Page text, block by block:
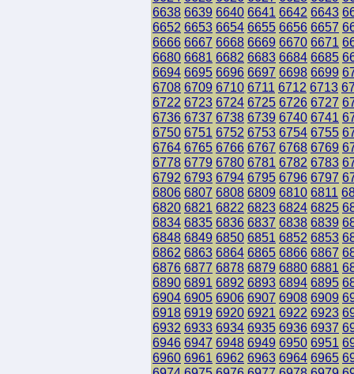
6638 6639 6640 6641 6642 6643
6652 6653 6654 6655 6656 6657
6666 6667 6668 6669 6670 6671
6680 6681 6682 6683 6684 6685
6694 6695 6696 6697 6698 6699
6708 6709 6710 6711 6712 6713
6722 6723 6724 6725 6726 6727
6736 6737 6738 6739 6740 6741
6750 6751 6752 6753 6754 6755
6764 6765 6766 6767 6768 6769
6778 6779 6780 6781 6782 6783
6792 6793 6794 6795 6796 6797
6806 6807 6808 6809 6810 6811
6820 6821 6822 6823 6824 6825
6834 6835 6836 6837 6838 6839
6848 6849 6850 6851 6852 6853
6862 6863 6864 6865 6866 6867
6876 6877 6878 6879 6880 6881
6890 6891 6892 6893 6894 6895
6904 6905 6906 6907 6908 6909
6918 6919 6920 6921 6922 6923
6932 6933 6934 6935 6936 6937
6946 6947 6948 6949 6950 6951
6960 6961 6962 6963 6964 6965